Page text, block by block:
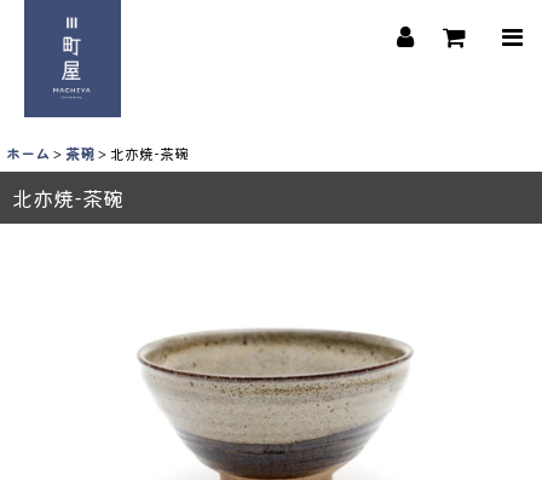
ホーム >茶碗> 北亦焼-茶碗
北亦焼-茶碗